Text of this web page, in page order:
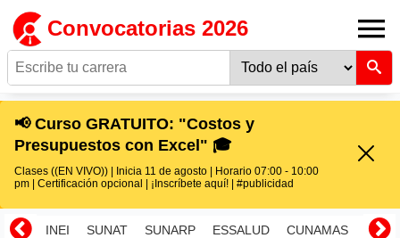
Convocatorias 2026
📢 Curso GRATUITO: "Costos y
Presupuestos con Excel" 🎓
Clases ((EN VIVO)) | Inicia 11 de agosto | Horario 07:00 - 10:00
pm | Certificación opcional | ¡Inscríbete aquí! | #publicidad
INEI SUNAT SUNARP ESSALUD CUNAMAS